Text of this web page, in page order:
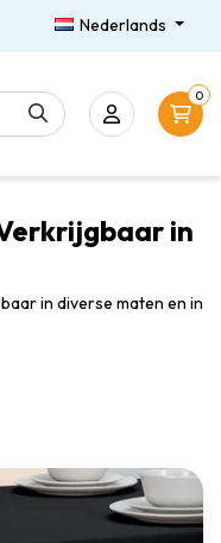
Nederlands
0
in
in diverse maten en in